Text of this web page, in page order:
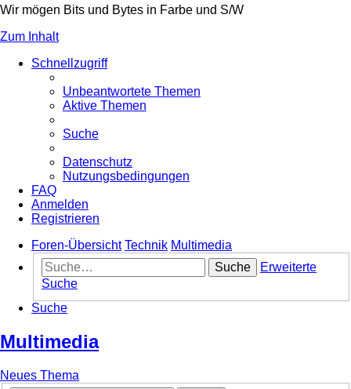
Wir mögen Bits und Bytes in Farbe und S/W
Zum Inhalt
Schnellzugriff
Unbeantwortete Themen
Aktive Themen
Suche
Datenschutz
Nutzungsbedingungen
FAQ
Anmelden
Registrieren
Foren-Übersicht Technik Multimedia
Suche
Erweiterte
Suche
Suche
Multimedia
Neues Thema